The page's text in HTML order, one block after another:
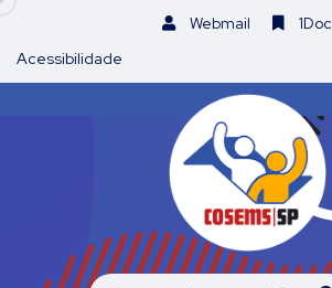
Webmail
1Doc
Acessibilidade